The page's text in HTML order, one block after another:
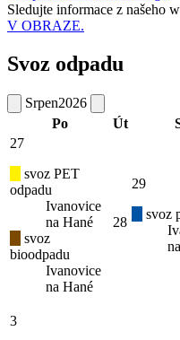
Sledujte informace z našeho
V OBRAZE.
Svoz odpadu
Srpen2026
Po
Út
27
svoz PET
odpadu
Ivanovice
na Hané
svoz
bioodpadu
Ivanovice
na Hané
28
29
svoz
3